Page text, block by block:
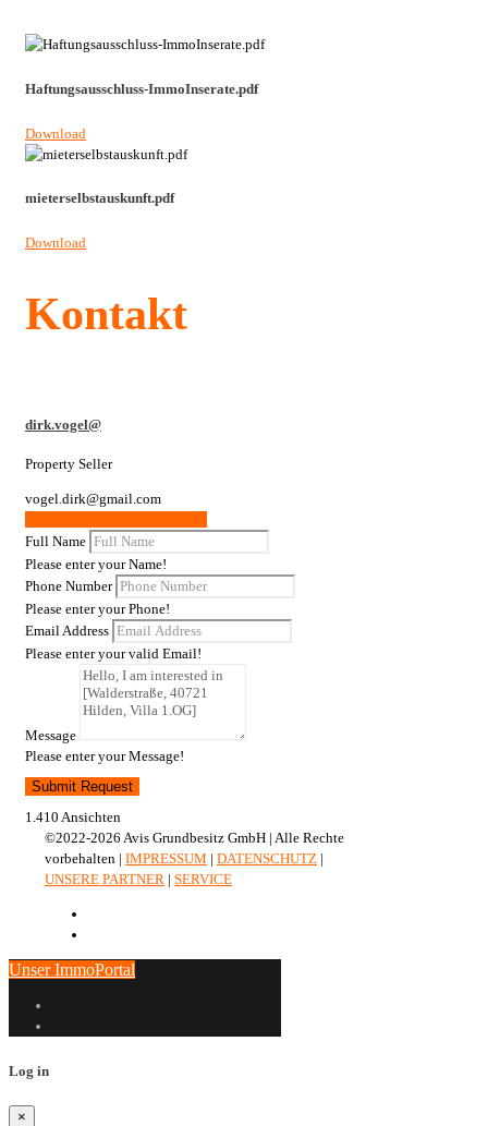
Haftungsausschluss-ImmoInserate.pdf
Download
mieterselbstauskunft.pdf
Download
Kontakt
dirk.vogel@
Property Seller
vogel.dirk@gmail.com
Full Name
Please enter your Name!
Phone Number
Please enter your Phone!
Email Address
Please enter your valid Email!
Message
Please enter your Message!
Submit Request
1.410 Ansichten
©2022-2026 Avis Grundbesitz GmbH | Alle Rechte
vorbehalten | IMPRESSUM | DATENSCHUTZ |
UNSERE PARTNER | SERVICE
Unser ImmoPortal
Log in
×